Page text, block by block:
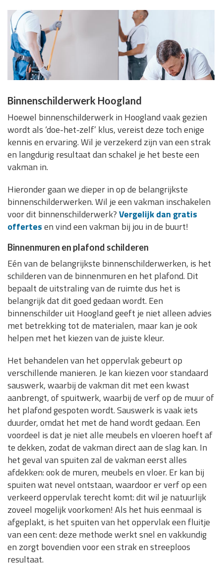
Binnenschilderwerk Hoogland
Hoewel binnenschilderwerk in Hoogland vaak gezien
wordt als ‘doe-het-zelf’ klus, vereist deze toch enige
kennis en ervaring. Wil je verzekerd zijn van een strak
en langdurig resultaat dan schakel je het beste een
vakman in.
Hieronder gaan we dieper in op de belangrijkste
binnenschilderwerken. Wil je een vakman inschakelen
voor dit binnenschilderwerk?Vergelijk dan gratis
offertesen vind een vakman bij jou in de buurt!
Binnenmuren en plafond schilderen
Eén van de belangrijkste binnenschilderwerken, is het
schilderen van de binnenmuren en het plafond. Dit
bepaalt de uitstraling van de ruimte dus het is
belangrijk dat dit goed gedaan wordt. Een
binnenschilder uit Hoogland geeft je niet alleen advies
met betrekking tot de materialen, maar kan je ook
helpen met het kiezen van de juiste kleur.
Het behandelen van het oppervlak gebeurt op
verschillende manieren. Je kan kiezen voor standaard
sauswerk, waarbij de vakman dit met een kwast
aanbrengt, of spuitwerk, waarbij de verf op de muur of
het plafond gespoten wordt. Sauswerk is vaak iets
duurder, omdat het met de hand wordt gedaan. Een
voordeel is dat je niet alle meubels en vloeren hoeft af
te dekken, zodat de vakman direct aan de slag kan. In
het geval van spuiten zal de vakman eerst alles
afdekken: ook de muren, meubels en vloer. Er kan bij
spuiten wat nevel ontstaan, waardoor er verf op een
verkeerd oppervlak terecht komt: dit wil je natuurlijk
zoveel mogelijk voorkomen! Als het huis eenmaal is
afgeplakt, is het spuiten van het oppervlak een fluitje
van een cent: deze methode werkt snel en vakkundig
en zorgt bovendien voor een strak en streeploos
resultaat.